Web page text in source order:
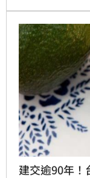
建交逾90年！